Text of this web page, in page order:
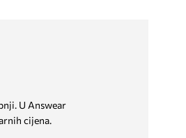
U Answear
cijena.